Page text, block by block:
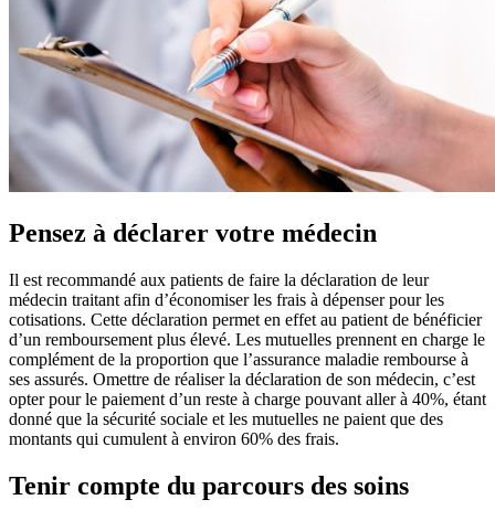
Pensez à déclarer votre médecin
Il est recommandé aux patients de faire la déclaration de leur
médecin traitant afin d’économiser les frais à dépenser pour les
cotisations. Cette déclaration permet en effet au patient de bénéficier
d’un remboursement plus élevé. Les mutuelles prennent en charge le
complément de la proportion que l’assurance maladie rembourse à
ses assurés. Omettre de réaliser la déclaration de son médecin, c’est
opter pour le paiement d’un reste à charge pouvant aller à 40%, étant
donné que la sécurité sociale et les mutuelles ne paient que des
montants qui cumulent à environ 60% des frais.
Tenir compte du parcours des soins